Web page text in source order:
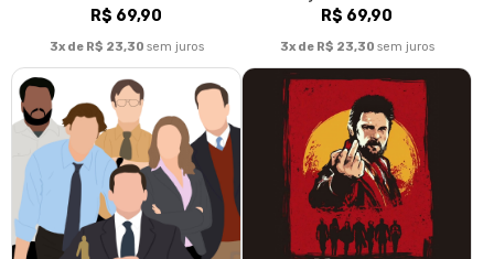
R$ 69,90
3x de R$ 23,30 sem juros
R$ 69,90
3x de R$ 23,30 sem juros